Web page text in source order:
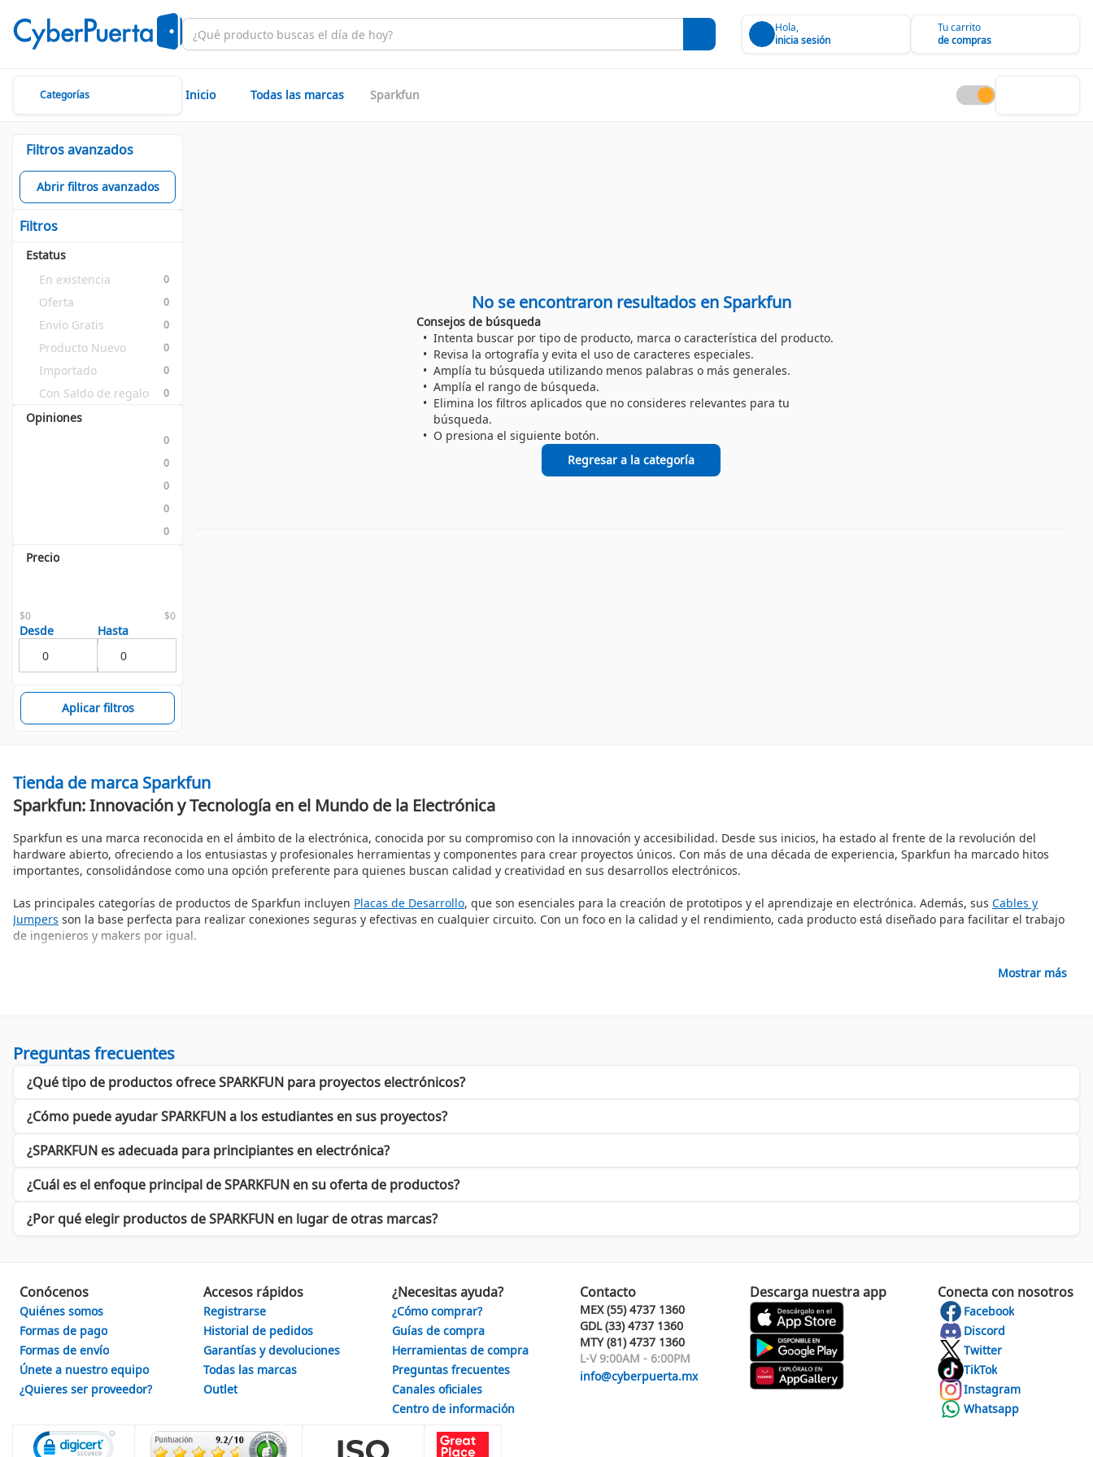
Hola,
inicia sesión
Tu carrito
de compras
Categorías Inicio Todas las marcas Sparkfun
Filtros avanzados
Abrir filtros avanzados
Filtros
Estatus
En existencia
0
Oferta 0
Envío Gratis 0
Producto Nuevo 0
Importado 0
Con Saldo de regalo 0
Opiniones
0
0
0
0
0
Precio
$0 $0
Desde Hasta
Aplicar filtros
No se encontraron resultados en Sparkfun
Consejos de búsqueda
Intenta buscar por tipo de producto, marca o característica del producto.
Revisa la ortografía y evita el uso de caracteres especiales.
Amplía tu búsqueda utilizando menos palabras o más generales.
Amplía el rango de búsqueda.
Elimina los filtros aplicados que no consideres relevantes para tu
búsqueda.
O presiona el siguiente botón.
Regresar a la categoría
Tienda de marca Sparkfun
Sparkfun: Innovación y Tecnología en el Mundo de la Electrónica
Sparkfun es una marca reconocida en el ámbito de la electrónica, conocida por su compromiso con la innovación y accesibilidad. Desde sus inicios, ha estado al frente de la revolución del
hardware abierto, ofreciendo a los entusiastas y profesionales herramientas y componentes para crear proyectos únicos. Con más de una década de experiencia, Sparkfun ha marcado hitos
importantes, consolidándose como una opción preferente para quienes buscan calidad y creatividad en sus desarrollos electrónicos.
Las principales categorías de productos de Sparkfun incluyen Placas de Desarrollo, que son esenciales para la creación de prototipos y el aprendizaje en electrónica. Además, sus Cables y
Jumpers son la base perfecta para realizar conexiones seguras y efectivas en cualquier circuito. Con un foco en la calidad y el rendimiento, cada producto está diseñado para facilitar el trabajo
de ingenieros y makers por igual.
Beneficios de elegir Sparkfun
Componentes de alta calidad, diseñados para durar.
Recursos educativos que fomentan el aprendizaje continuo.
En el competitivo mercado de la electrónica, Sparkfun ha logrado no solo vender productos, sino cultivar una comunidad apasionada. Cada vez que un usuario adquiere una placa o un conjunto
de cables, tiene la oportunidad de convertirse en parte de una red global de innovadores y creadores.
Únete a la revolución electrónica con Sparkfun
Mostrar más
Preguntas frecuentes
¿Qué tipo de productos ofrece SPARKFUN para proyectos electrónicos?
¿Cómo puede ayudar SPARKFUN a los estudiantes en sus proyectos?
¿SPARKFUN es adecuada para principiantes en electrónica?
¿Cuál es el enfoque principal de SPARKFUN en su oferta de productos?
¿Por qué elegir productos de SPARKFUN en lugar de otras marcas?
Conócenos
Quiénes somos
Formas de pago
Formas de envío
Únete a nuestro equipo
¿Quieres ser proveedor?
Accesos rápidos
Registrarse
Historial de pedidos
Garantías y devoluciones
Todas las marcas
Outlet
¿Necesitas ayuda?
¿Cómo comprar?
Guías de compra
Herramientas de compra
Preguntas frecuentes
Canales oficiales
Centro de información
Contacto
MEX (55) 4737 1360
GDL (33) 4737 1360
MTY (81) 4737 1360
L-V 9:00AM - 6:00PM
info@cyberpuerta.mx
Descarga nuestra app Conecta con nosotros
Facebook
Discord
Twitter
TikTok
Instagram
Whatsapp